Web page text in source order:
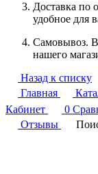
Доставка по
удобное для
Самовывоз.
нашего
Назад к списку
Главная
Кабинет
0
Отзывы